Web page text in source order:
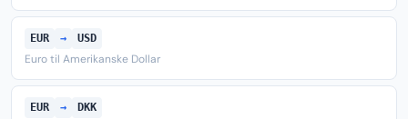
EUR → USD
Euro til Amerikanske Dollar
EUR → DKK